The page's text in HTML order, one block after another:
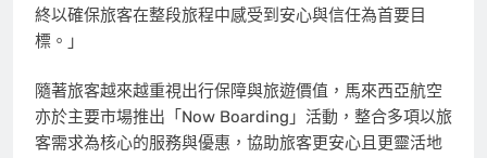
終以確保旅客在整段旅程中感受到安心與信任為首要目
標。」
隨著旅客越來越重視出行保障與旅遊價值，馬來西亞航空
亦於主要市場推出「Now Boarding」活動，整合多項以旅
客需求為核心的服務與優惠，協助旅客更安心且更靈活地